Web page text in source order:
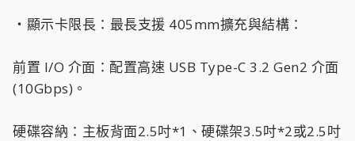
‧顯示卡限長：最長支援 405mm擴充與結構：
前置 I/O 介面：配置高速 USB Type-C 3.2 Gen2 介面
(10Gbps)。
硬碟容納：主板背面2.5吋*1、硬碟架3.5吋*2或2.5吋